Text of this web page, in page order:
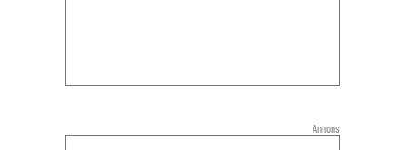
Annons